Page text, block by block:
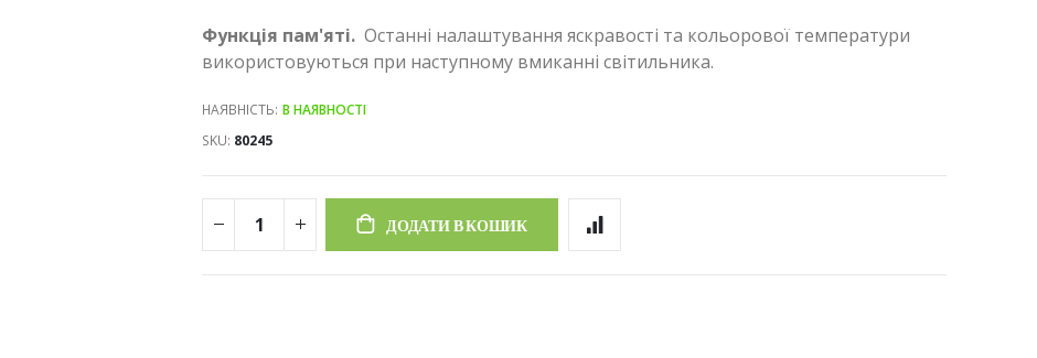
Функція пам'яті. Останні налаштування яскравості та кольорової температури
використовуються при наступному вмиканні світильника.
НАЯВНІСТЬ: В НАЯВНОСТІ
SKU 80245
ДОДАТИ В КОШИК